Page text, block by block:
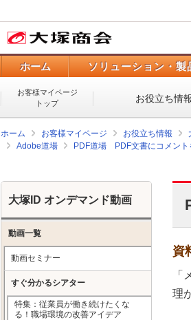
ホーム ソリューション・製
お客様マイページ
トップ
お役立ち情
ホーム お客様マイページ お役立ち情報
Adobe道場
PDF道場 PDF文書にコメント
資
理
大塚ID オンデマンド動画
動画一覧
動画セミナー
すぐ分かるシアター
特集：従業員が働き続けたくな
る！職場環境の改善アイデア